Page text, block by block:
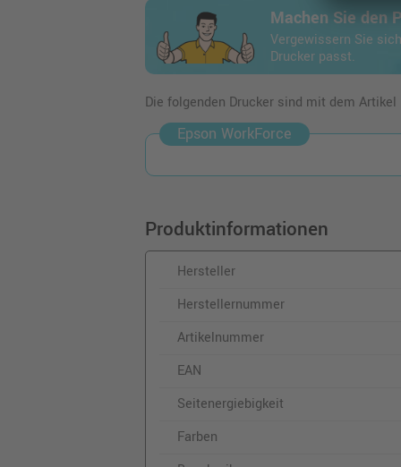
Machen Sie den
Vergewissern Sie
Drucker passt.
Die folgenden Drucker sind mit dem
Epson WorkForce
Produktinformationen
Hersteller
Herstellernummer
Artikelnummer
EAN
Seitenergiebigkeit
Farben